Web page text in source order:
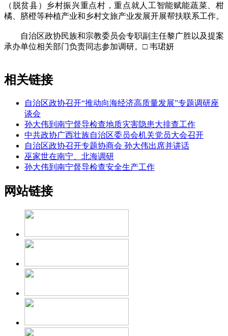
（脱贫县）乡村振兴重点村，重点就人工智能赋能蔬菜、柑
橘、脐橙等种植产业和乡村文旅产业发展开展帮扶联系工作。
自治区政协民族和宗教委员会专职副主任黎广胜以及提案
承办单位相关部门负责同志参加调研。□ 韦珺妍
相关链接
自治区政协召开“推动向海经济高质量发展”专题调研座
谈会
孙大伟到南宁督导检查地质灾害隐患大排查工作
中共政协广西壮族自治区委员会机关党员大会召开
自治区政协召开专题协商会 孙大伟出席并讲话
巫家世在南宁、北海调研
孙大伟到南宁督导检查安全生产工作
网站链接